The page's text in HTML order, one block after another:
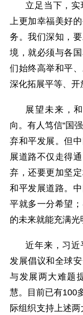
立足当下，
上更加幸福美好
务。我们深知，
境，就必须与各
们始终高举和平
深化拓展平等、开
展望未来，
向。有人笃信“国
弃和平发展。但
展道路不仅走得
弃，还要更加坚
和平发展道路。
平就多一分希望
的未来就能充满光
近年来，习
发展倡议和全球
与发展两大难题
慧。目前已有100
际组织支持上述